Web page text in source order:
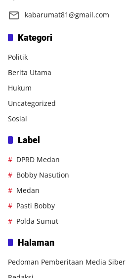
kabarumat81@gmail.com
Kategori
Politik
Berita Utama
Hukum
Uncategorized
Sosial
Label
DPRD Medan
Bobby Nasution
Medan
Pasti Bobby
Polda Sumut
Halaman
Pedoman Pemberitaan Media Siber